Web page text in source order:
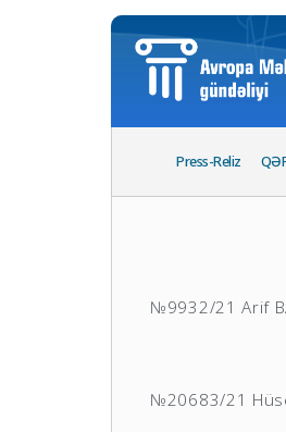
Press-Reliz
№9932/21 Arif
№20683/21